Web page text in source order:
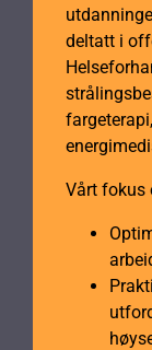
deltatt i
Vårt fokus